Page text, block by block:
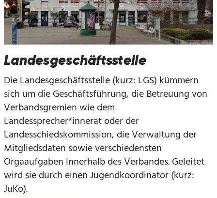
Landesgeschäftsstelle
Die Landesgeschäftsstelle (kurz: LGS) kümmern
sich um die Geschäftsführung, die Betreuung von
Verbandsgremien wie dem
Landessprecher*innerat oder der
Landesschiedskommission, die Verwaltung der
Mitgliedsdaten sowie verschiedensten
Orgaaufgaben innerhalb des Verbandes. Geleitet
wird sie durch einen Jugendkoordinator (kurz:
JuKo).